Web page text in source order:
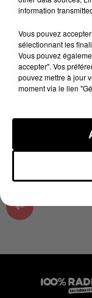
Les infos du
1er juillet 2026 -
LES INFOS
01/07/2026 À
Podcasts infos
information
Vous pouvez
sélectionnant les
Vous pouvez
accepter". Vos
pouvez mettre à jour
moment via le lien